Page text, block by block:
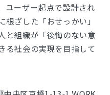
ユーザー起点で設計され
ざした「おせっかい」
と組織が「後悔のない意
る社会の実現を目指して